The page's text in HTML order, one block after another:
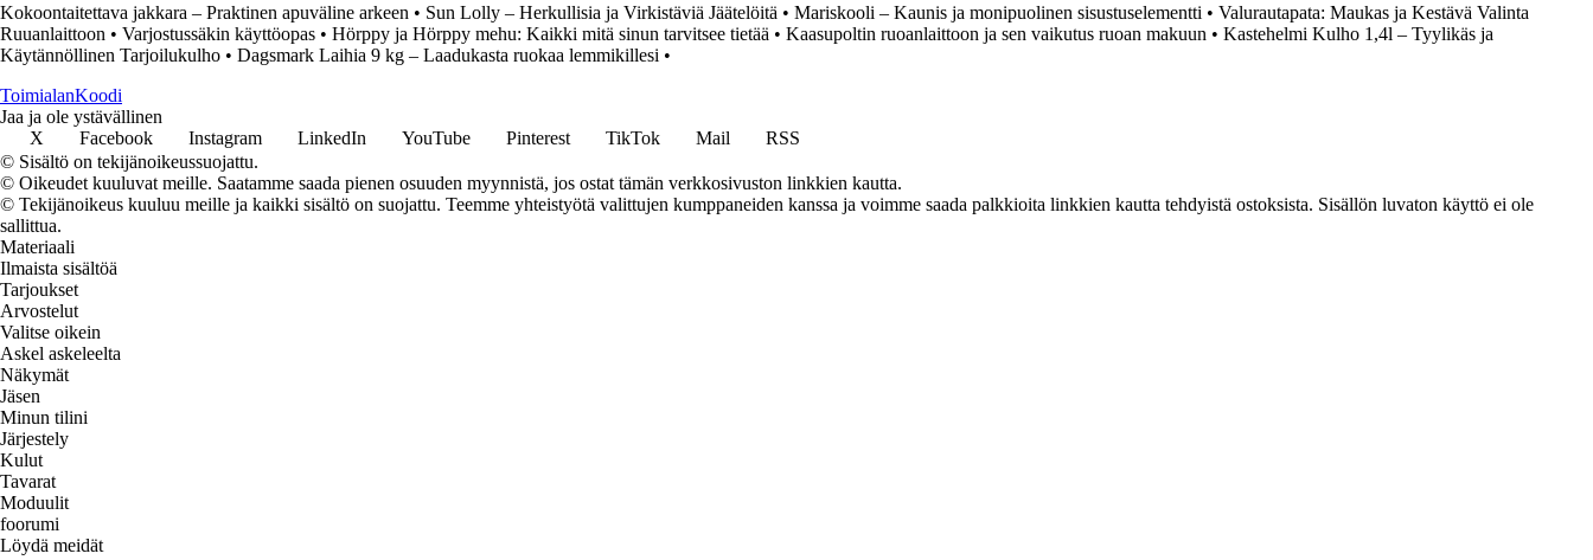
Kokoontaitettava jakkara – Praktinen apuväline arkeen • Sun Lolly – Herkullisia ja Virkistäviä Jäätelöitä • Mariskooli – Kaunis ja monipuolinen sisustuselementti • Valurautapata: Maukas ja Kestävä Valinta
Ruuanlaittoon • Varjostussäkin käyttöopas • Hörppy ja Hörppy mehu: Kaikki mitä sinun tarvitsee tietää • Kaasupoltin ruoanlaittoon ja sen vaikutus ruoan makuun • Kastehelmi Kulho 1,4l – Tyylikäs ja
Käytännöllinen Tarjoilukulho • Dagsmark Laihia 9 kg – Laadukasta ruokaa lemmikillesi •
ToimialanKoodi
Jaa ja ole ystävällinen
X
Facebook Instagram LinkedIn YouTube Pinterest TikTok Mail
RSS
© Sisältö on tekijänoikeussuojattu.
© Oikeudet kuuluvat meille. Saatamme saada pienen osuuden myynnistä, jos ostat tämän verkkosivuston linkkien kautta.
© Tekijänoikeus kuuluu meille ja kaikki sisältö on suojattu. Teemme yhteistyötä valittujen kumppaneiden kanssa ja voimme saada palkkioita linkkien kautta tehdyistä ostoksista. Sisällön luvaton käyttö ei ole
sallittua.
Materiaali
Ilmaista sisältöä
Tarjoukset
Arvostelut
Valitse oikein
Askel askeleelta
Näkymät
Jäsen
Minun tilini
Järjestely
Kulut
Tavarat
Moduulit
foorumi
Löydä meidät